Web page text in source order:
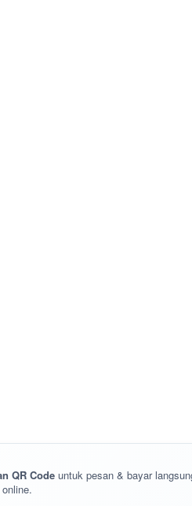
QR Code untuk pesan & bayar